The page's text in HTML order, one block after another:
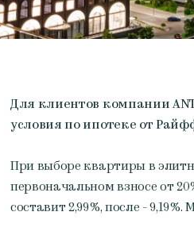
Для клиентов компании
условия по ипотеке от
При выборе квартиры в
первоначальном взносе от
составит 2,99%, после -